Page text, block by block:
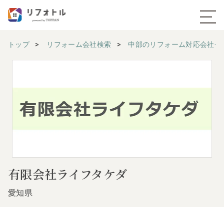
トップ リフォーム会社検索 中部のリフォーム対応会社一
有限会社ライフタケダ
愛知県